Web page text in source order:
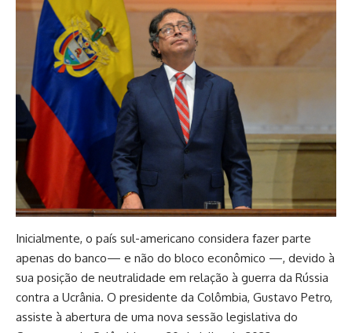
Inicialmente, o país sul-americano considera fazer parte
apenas do banco— e não do bloco econômico —, devido à
sua posição de neutralidade em relação à guerra da Rússia
contra a Ucrânia. O presidente da Colômbia, Gustavo Petro,
assiste à abertura de uma nova sessão legislativa do